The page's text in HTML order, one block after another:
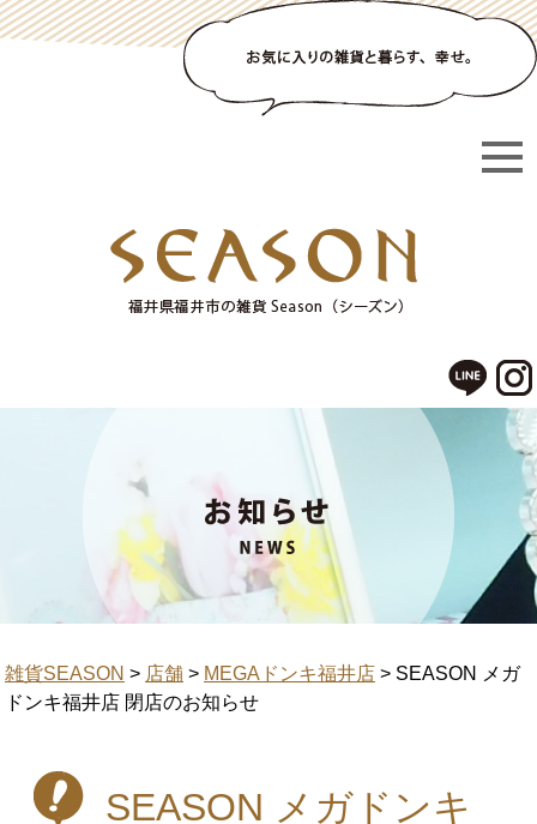
雑貨SEASON > 店舗 > MEGAドンキ福井店 > SEASON メガ
ドンキ福井店 閉店のお知らせ
SEASON メガドンキ